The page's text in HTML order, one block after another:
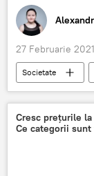
27 Februarie
Societate
Știri
pandemie
Cresc prețurile
Ce categorii sunt